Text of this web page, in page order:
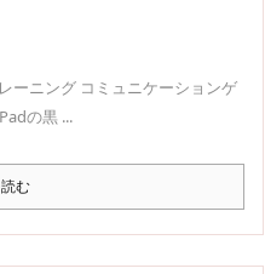
ーニング コミュニケーションゲ
の黒 ...
む